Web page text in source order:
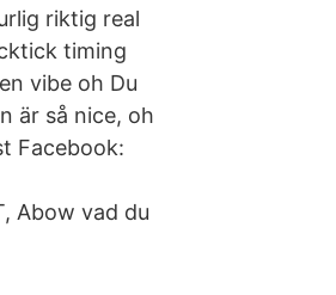
riktig real
timing
vibe oh Du
är så nice, oh
Facebook:
Abow vad du